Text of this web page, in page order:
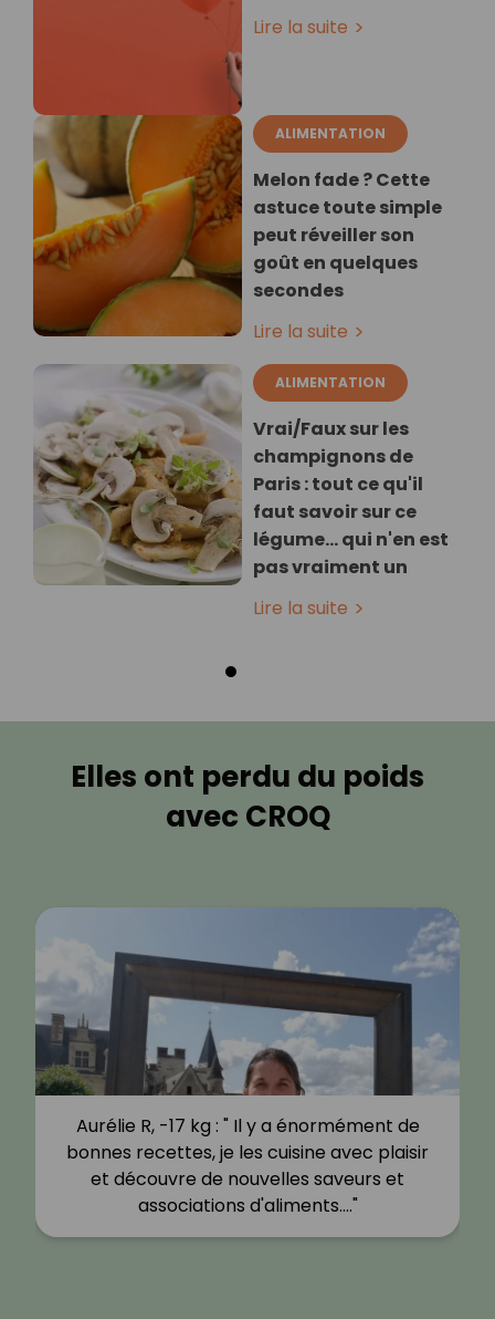
Lire la suite
ALIMENTATION
Melon fade ? Cette
astuce toute simple
peut réveiller son
goût en quelques
secondes
Lire la suite
ALIMENTATION
Vrai/Faux sur les
champignons de
Paris : tout ce qu'il
faut savoir sur ce
légume… qui n'en est
pas vraiment un
Lire la suite
Elles ont perdu du poids
avec CROQ
Aurélie R, -17 kg : " Il y a énormément de
bonnes recettes, je les cuisine avec plaisir
et découvre de nouvelles saveurs et
associations d'aliments.…"